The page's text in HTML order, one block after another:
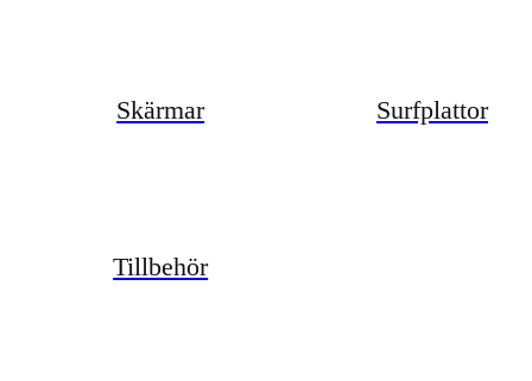
Skärmar Surfplattor
Tillbehör